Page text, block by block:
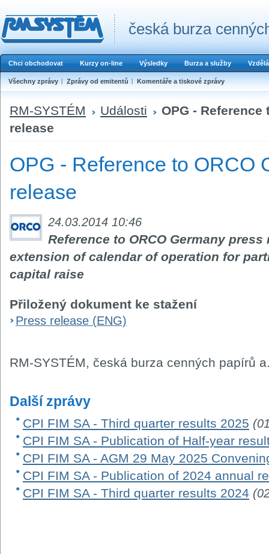
česká burza
Chci obchodovat Kurzy on-line Výsledky Burza a služby
Všechny zprávy Zprávy od emitentů Komentáře a tiskové zprávy
RM-SYSTÉM Události
OPG - Reference
release
OPG - Reference to ORCO
release
24.03.2014 10:46
Reference to ORCO Germany
extension of calendar of operation for
capital raise
Přiložený dokument ke stažení
Press release (ENG)
RM-SYSTÉM, česká burza cenných papírů
Další zprávy
CPI FIM SA - Third quarter results 2025
CPI FIM SA - Publication of Half-year
CPI FIM SA - AGM 29 May 2025
CPI FIM SA - Publication of 2024 annual
CPI FIM SA - Third quarter results 2024